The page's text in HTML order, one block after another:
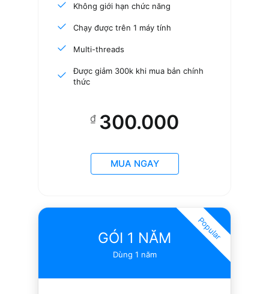
Không giới hạn chức năng
Chạy được trên 1 máy tính
Multi-threads
Được giảm 300k khi mua bản chính
thức
₫ 300.000
MUA NGAY
GÓI 1 NĂM
Dùng 1 năm
Popular